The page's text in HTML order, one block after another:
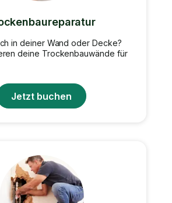
in deiner Wand oder Decke?
deine Trockenbauwände für
Jetzt buchen